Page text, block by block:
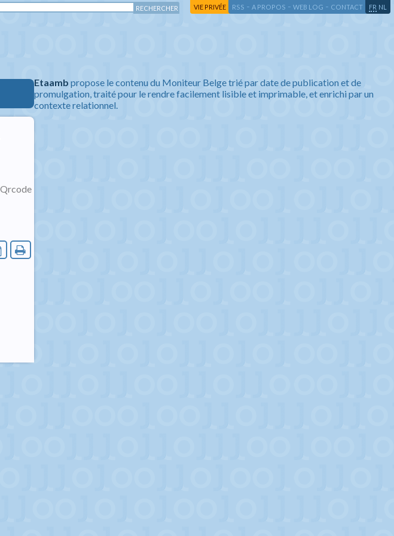
VIE PRIVÉE RSS - A PROPOS - WEB LOG - CONTACT FR NL
Etaamb propose le contenu du Moniteur Belge trié par date de publication et de
promulgation, traité pour le rendre facilement lisible et imprimable, et enrichi par un
contexte relationnel.